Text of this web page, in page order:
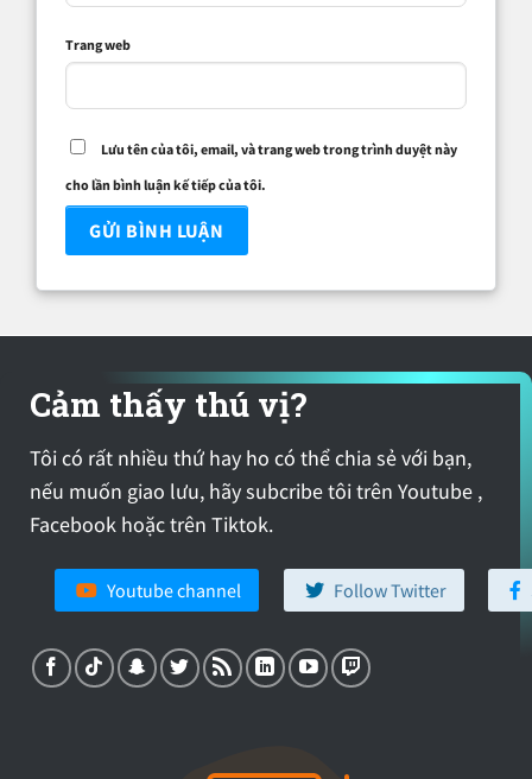
Trang web
Lưu tên của tôi, email, và trang web trong trình duyệt này
cho lần bình luận kế tiếp của tôi.
Cảm thấy thú vị?
Tôi có rất nhiều thứ hay ho có thể chia sẻ với bạn,
nếu muốn giao lưu, hãy subcribe tôi trên Youtube ,
Facebook hoặc trên Tiktok.
Youtube channel Follow Twitter